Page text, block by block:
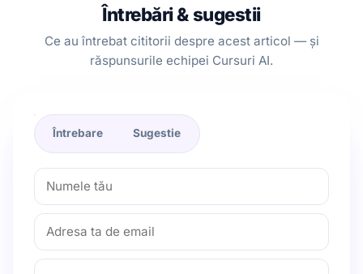
Întrebări & sugestii
Ce au întrebat cititorii despre acest articol — și
răspunsurile echipei Cursuri AI.
Întrebare Sugestie